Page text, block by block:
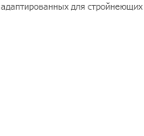
адаптированных для стройнеющих